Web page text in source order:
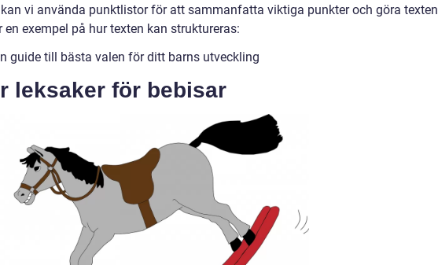
vi använda punktlistor för att sammanfatta viktiga punkter och göra texten
exempel på hur texten kan struktureras:
guide till bästa valen för ditt barns utveckling
leksaker för bebisar